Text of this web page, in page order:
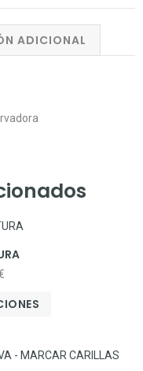
ADICIONAL